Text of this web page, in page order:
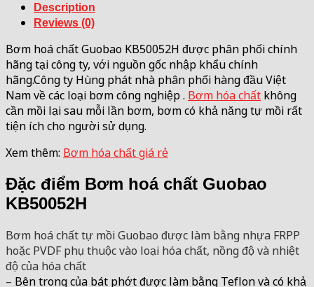
Description
Reviews (0)
Bơm hoá chất Guobao KB50052H được phân phối chính
hãng tại công ty, với nguồn gốc nhập khẩu chính
hãng.Công ty Hùng phát nhà phân phối hàng đầu Việt
Nam về các loại bơm công nghiệp . Bơm hóa chất không
cần mồi lại sau mỗi lần bơm, bơm có khả năng tự mồi rất
tiện ích cho người sử dụng.
Xem thêm: Bơm hóa chất giá rẻ
Đặc điểm Bơm hoá chất Guobao
KB50052H
Bơm hoá chất tự mồi Guobao được làm bằng nhựa FRPP
hoặc PVDF phụ thuộc vào loại hóa chất, nồng độ và nhiệt
độ của hóa chất
– Bên trong của bát phớt được làm bằng Teflon và có khả